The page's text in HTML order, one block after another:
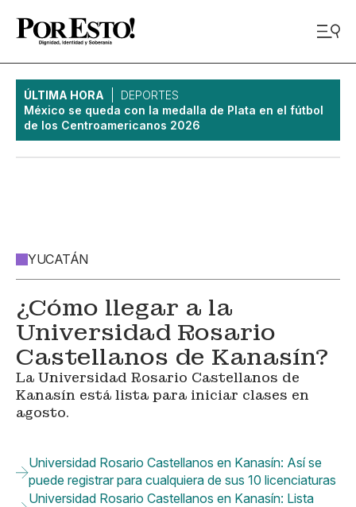
ÚLTIMA HORA
DEPORTES
México se queda con la medalla de Plata en el fútbol
de los Centroamericanos 2026
YUCATÁN
¿Cómo llegar a la
Universidad Rosario
Castellanos de Kanasín?
La Universidad Rosario Castellanos de
Kanasín está lista para iniciar clases en
agosto.
Universidad Rosario Castellanos en Kanasín: Así se
puede registrar para cualquiera de sus 10 licenciaturas
Universidad Rosario Castellanos en Kanasín: Lista